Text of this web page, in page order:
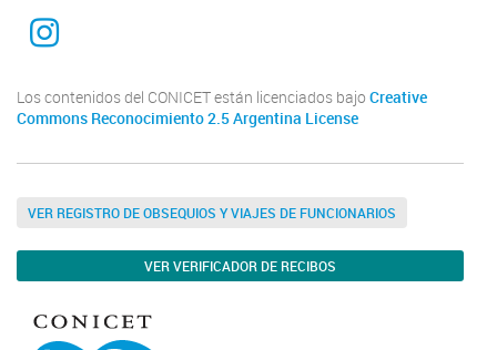
Instagram
Los contenidos del CONICET están licenciados bajo Creative
Commons Reconocimiento 2.5 Argentina License
VER REGISTRO DE OBSEQUIOS Y VIAJES DE FUNCIONARIOS
VER VERIFICADOR DE RECIBOS